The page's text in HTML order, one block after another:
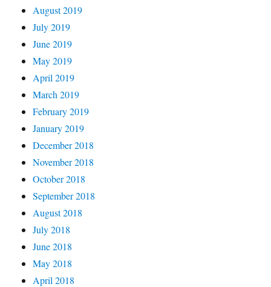
August 2019
July 2019
June 2019
May 2019
April 2019
March 2019
February 2019
January 2019
December 2018
November 2018
October 2018
September 2018
August 2018
July 2018
June 2018
May 2018
April 2018